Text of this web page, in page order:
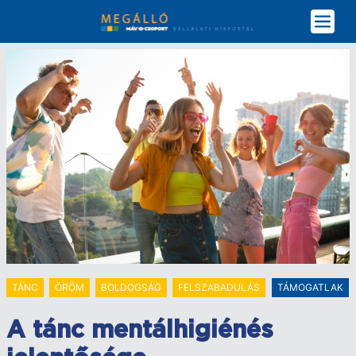
tartalomra
TÁNC ÖRÖM BOLDOGSÁG FELSZABADULÁS TÁMOGATLAK
A tánc mentálhigiénés